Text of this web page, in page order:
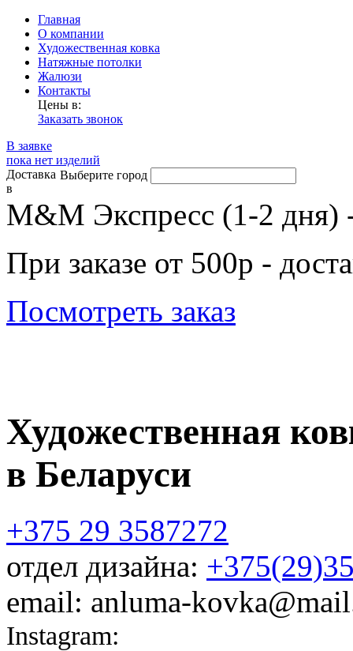
Главная
О компании
Художественная ковка
Натяжные потолки
Жалюзи
Контакты
Цены в:
Заказать звонок
В заявке
пока нет изделий
Доставка
в
Выберите город
М&М Экспресс (1-2 дня)
При заказе от 500р -
Посмотреть заказ
Художественная
в Беларуси
+375 29 3587272
отдел дизайна:
email: anluma-
Instagram: